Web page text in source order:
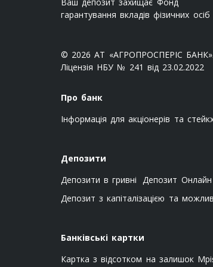
гарантування вкладів фізичних осіб
© 2026 АТ «АГРОПРОСПЕРІС БАНК».
Ліцензія НБУ № 241 від 23.02.2022
Про банк
Інформація для акціонерів та
Депозити
Депозити в гривні
Депозит Онлайн
Депозит з капіталізацією та
Банківські картки
Картка з відсотком на залишок